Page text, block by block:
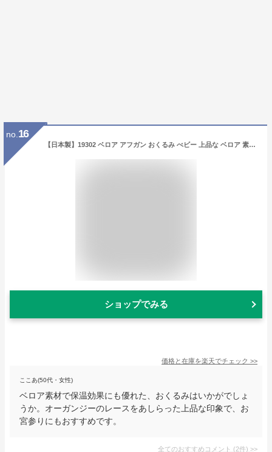
no. 16
【日本製】19302 ベロア アフガン おくるみ べビー 上品な ベロア 素材 あったか 秋 冬 退院 お宮参り 赤ちゃん 出産 出産祝い セレモニー【\3980以上送料無料】 【月間優良ショップ】
ショップでみる
価格と在庫を楽天でチェック >>
ここあ(50代・女性)
ベロア素材で保温効果にも優れた、おくるみはいかがでしょ
うか。オーガンジーのレースをあしらった上品な印象で、お
宮参りにもおすすめです。
全てのおすすめコメント (2件) >